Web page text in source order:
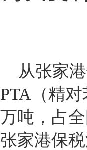
从张家港
PTA（精
万吨，占
张家港保